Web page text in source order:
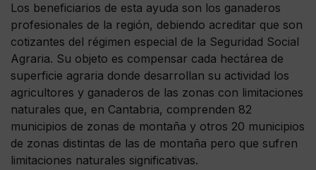
Los beneficiarios de esta ayuda son los ganaderos
profesionales de la región, debiendo acreditar que son
cotizantes del régimen especial de la Seguridad Social
Agraria. Su objeto es compensar cada hectárea de
superficie agraria donde desarrollan su actividad los
agricultores y ganaderos de las zonas con limitaciones
naturales que, en Cantabria, comprenden 82
municipios de zonas de montaña y otros 20 municipios
de zonas distintas de las de montaña pero que sufren
limitaciones naturales significativas.